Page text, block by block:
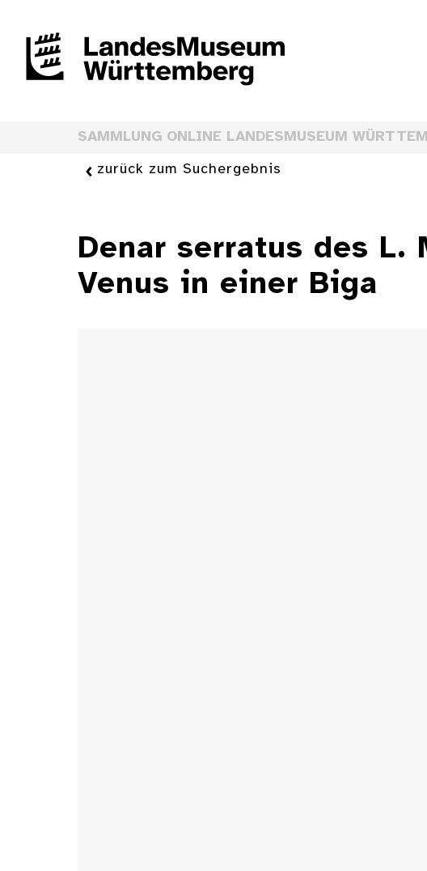
SAMMLUNG ONLINE LANDESMUSEUM
zurück zum Suchergebnis
Denar serratus des
Venus in einer Biga